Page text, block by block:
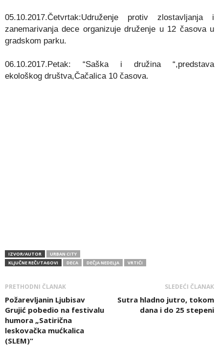
05.10.2017.Četvrtak:Udruženje protiv zlostavljanja i
zanemarivanja dece organizuje druženje u 12 časova u
gradskom parku.
06.10.2017.Petak: “Saška i družina “,predstava
ekološkog društva,Čačalica 10 časova.
IZVOR/AUTOR
URBAN CITY
KLJUČNE REČI/TAGOVI
DECA DEČJA NEDELJA VRTIĆI
PRETHODNI ČLANAK
Požarevljanin Ljubisav
Grujić pobedio na festivalu
humora „Satirična
leskovačka mućkalica
(SLEM)“
SLEDEĆI ČLANAK
Sutra hladno jutro, tokom
dana i do 25 stepeni